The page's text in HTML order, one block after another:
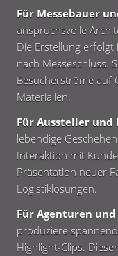
Für Messebauer
anspruchsvolle
Die Erstellung
nach Messeschluss.
Besucherströme auf
Materialien.
Für Aussteller und
lebendige
Interaktion mit
Präsentation neuer
Logistiklösungen.
Für Agenturen
produziere
Highlight-Clips.